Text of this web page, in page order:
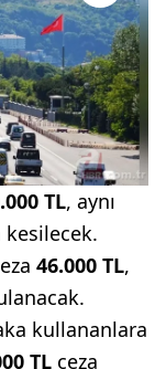
TL, aynı
kesilecek.
46.000 TL,
kullananlara
TL ceza